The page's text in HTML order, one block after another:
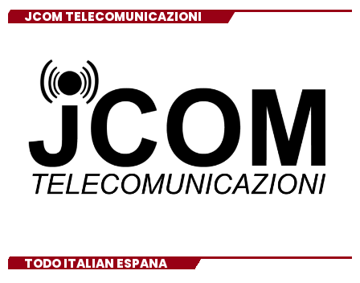
JCOM TELECOMUNICAZIONI
TODO ITALIAN ESPANA